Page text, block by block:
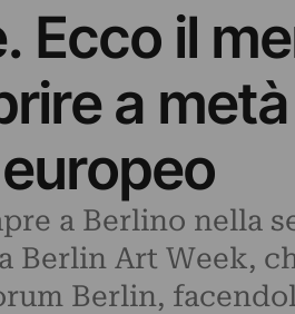
Ecco il
a
a Berlino nella
Berlin Art Week,
Berlin,